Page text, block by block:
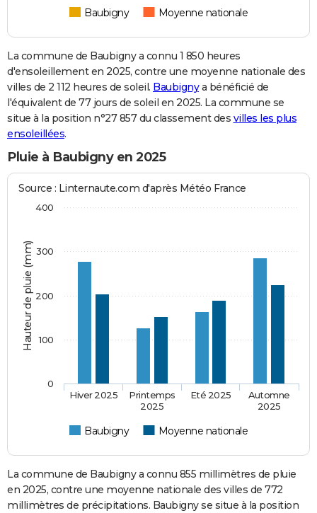
Baubigny Moyenne nationale
La commune de Baubigny a connu 1 850 heures
d'ensoleillement en 2025, contre une moyenne nationale des
villes de 2 112 heures de soleil. Baubignya bénéficié de
l'équivalent de 77 jours de soleil en 2025. La commune se
situe à la position n°27 857 du classement des villes les plus
ensoleillées.
Pluie à Baubigny en 2025
Hauteur de pluie (mm)
Source : Linternaute.com d'après Météo France
Baubigny Moyenne nationale
Hiver 2025
Printemps
2025
Eté 2025
Automne
2025
0
100
200
300
400
La commune de Baubigny a connu 855 millimètres de pluie
en 2025, contre une moyenne nationale des villes de 772
millimètres de précipitations. Baubigny se situe à la position